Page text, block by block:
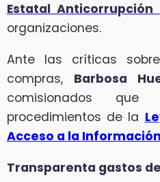
Estatal Anticorrupción
organizaciones.
Ante las críticas
compras, Barbosa
comisionados
procedimientos de la
Acceso a la
Transparenta gastos